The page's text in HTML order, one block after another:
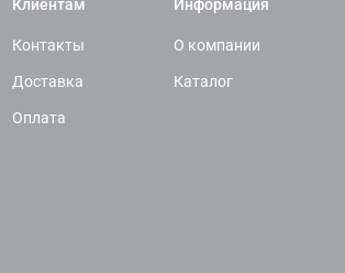
Клиентам
Контакты
Доставка
Оплата
Информация
О компании
Каталог